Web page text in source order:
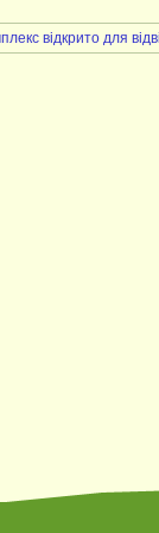
відкрито для